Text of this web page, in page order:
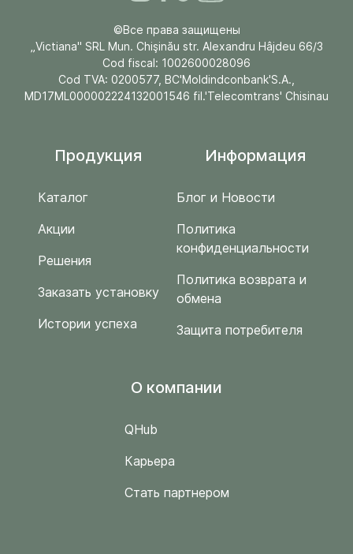
©Все права защищены
„Victiana" SRL Mun. Chişinău str. Alexandru Hâjdeu 66/3
Cod fiscal: 1002600028096
Cod TVA: 0200577, BC'Moldindconbank'S.A.,
MD17ML000002224132001546 fil.'Telecomtrans' Chisinau
Продукция
Каталог
Акции
Решения
Заказать установку
Истории успеха
Информация
Блог и Новости
Политика
конфиденциальности
Политика возврата и
обмена
Защита потребителя
O компании
QHub
Карьера
Стать партнером